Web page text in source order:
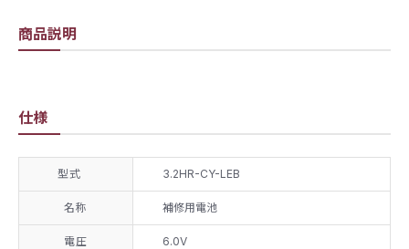
商品説明
仕様
型式 3.2HR-CY-LEB
名称 補修用電池
電圧 6.0V